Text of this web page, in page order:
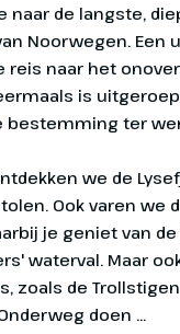
naar de langste,
Noorwegen. Een
reis naar het
is
bestemming ter
waarbij je geniet van de 300 m hoge 'zevenzusters' waterval. Maar ook rijden we de mooiste
625 km
het kopje koffie
in
€ 27,50
€ 2,50 per
zijn het
vanaf 11 mei t/
2026 en
m 26 september
zijn het